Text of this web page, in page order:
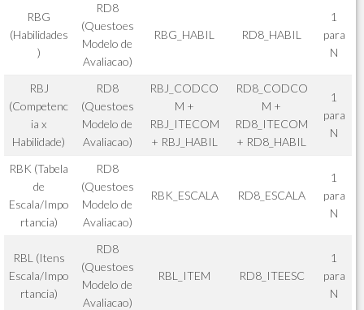
RBG
(Habilidades
)
RD8
(Questoes
Modelo de
Avaliacao)
RBG_HABIL RD8_HABIL
1
para
N
RBJ
(Competenc
ia x
Habilidade)
RD8
(Questoes
Modelo de
Avaliacao)
RBJ_CODCO
M +
RBJ_ITECOM
+ RBJ_HABIL
RD8_CODCO
M +
RD8_ITECOM
+ RD8_HABIL
1
para
N
RBK (Tabela
de
Escala/Impo
rtancia)
RD8
(Questoes
Modelo de
Avaliacao)
RBK_ESCALA RD8_ESCALA
1
para
N
RBL (Itens
Escala/Impo
rtancia)
RD8
(Questoes
Modelo de
Avaliacao)
RBL_ITEM RD8_ITEESC
1
para
N